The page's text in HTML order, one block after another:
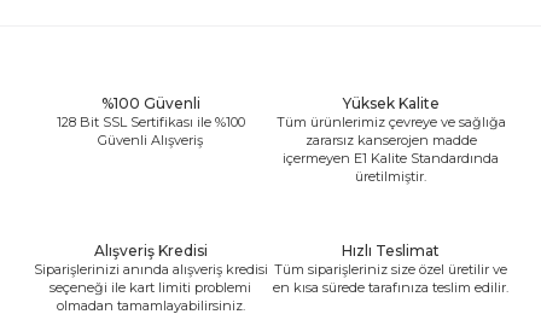
%100 Güvenli
128 Bit SSL Sertifikası ile %100
Güvenli Alışveriş
Yüksek Kalite
Tüm ürünlerimiz çevreye ve sağlığa
zararsız kanserojen madde
içermeyen E1 Kalite Standardında
üretilmiştir.
Alışveriş Kredisi
Siparişlerinizi anında alışveriş kredisi
seçeneği ile kart limiti problemi
olmadan tamamlayabilirsiniz.
Hızlı Teslimat
Tüm siparişleriniz size özel üretilir ve
en kısa sürede tarafınıza teslim edilir.